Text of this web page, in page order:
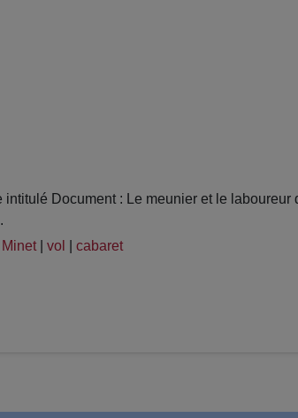
Document : Le meunier et le
Minet vol
cabaret